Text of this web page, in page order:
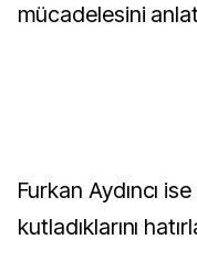
mücadelesini
Furkan Aydıncı ise
kutladıklarını